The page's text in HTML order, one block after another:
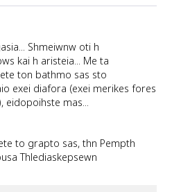
Shmeiwnw oti h
kai h aristeia... Me ta
ton bathmo sas sto
exei diafora (exei merikes fores
eidopoihste mas...
to grapto sas, thn Pempth
Thlediaskepsewn